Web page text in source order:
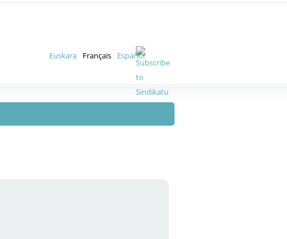
Euskara Français Español